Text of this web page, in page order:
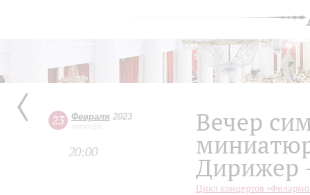
23 Февраля 2023
четверг
20:00
Вечер
Дирижер
Цикл концертов